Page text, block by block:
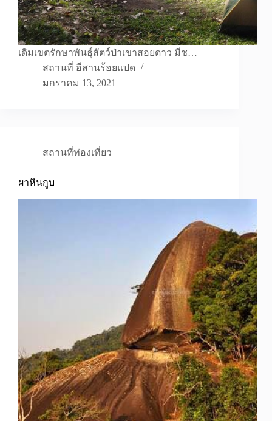
เดิมเขตรักษาพันธุ์สัตว์ป่าเขาสอยดาว มีช…
สถานที่ อีสานร้อยแปด
มกราคม 13, 2021
สถานที่ท่องเที่ยว
ผาหินกูบ